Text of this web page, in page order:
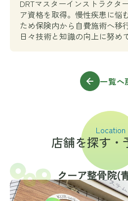
DRTマスターインストラクタ
ア資格を取得。慢性疾患に悩
ため保険内から自費施術へ移
日々技術と知識の向上に努め
一覧へ
Location
店舗を探す・
クーア整骨院(